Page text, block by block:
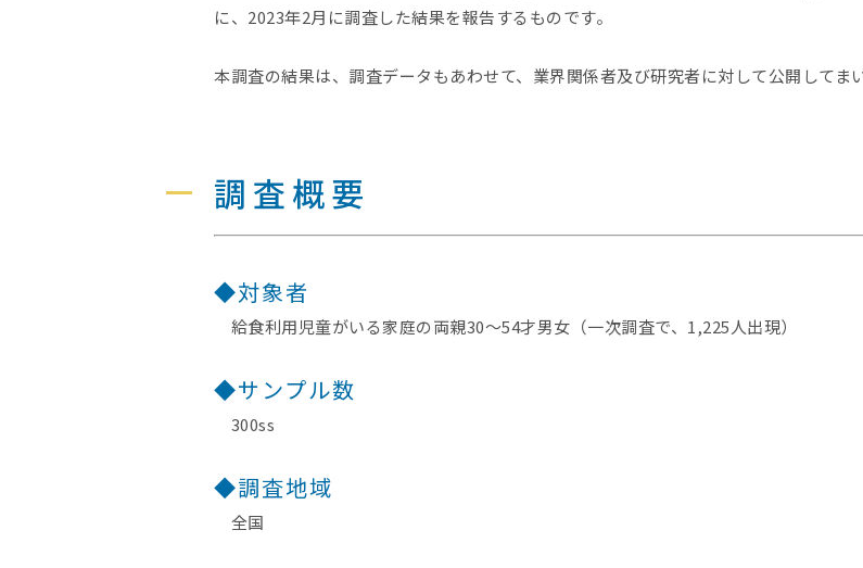
に、2023年2月に調査した結果を報告するものです。
本調査の結果は、調査データもあわせて、業界関係者及び研究者に対して公開してま
調査概要
◆対象者
給食利用児童がいる家庭の両親30～54才男女（一次調査で、1,225人出現）
◆サンプル数
300ss
◆調査地域
全国